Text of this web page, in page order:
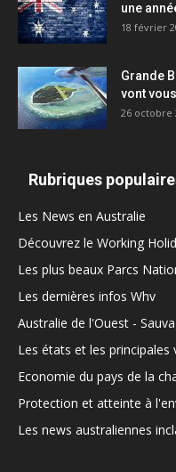
une
18 février
Grande
vont
26 octobre
Rubriques
Les News en Australie
Découvrez le Working
Les plus beaux Parcs
Les dernières infos Whv
Australie de l'Ouest -
Les états et les principales
Economie du pays de la
Protection et atteinte à
Les news australiennes